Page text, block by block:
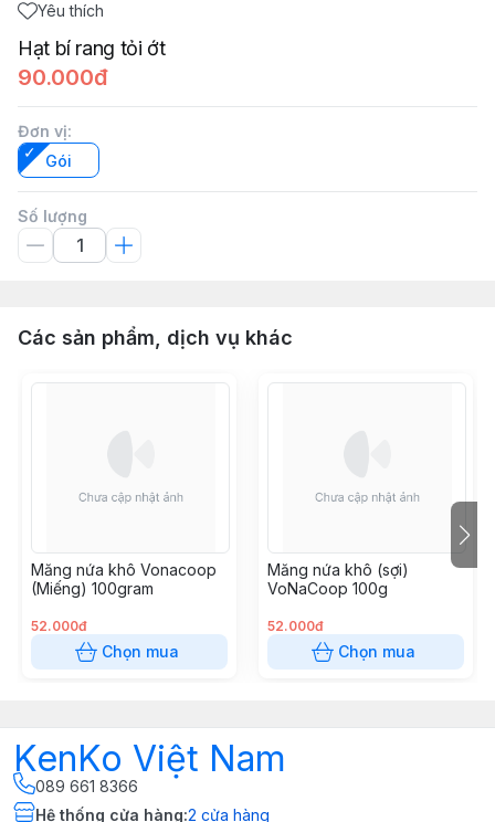
Yêu thích
Hạt bí rang tỏi ớt
90.000đ
Đơn vị:
Gói
Số lượng
Các sản phẩm, dịch vụ khác
Măng nứa khô Vonacoop
(Miếng) 100gram
52.000đ
Chọn mua
Măng nứa khô (sợi)
VoNaCoop 100g
52.000đ
Chọn mua
KenKo Việt Nam
089 661 8366
Hệ thống cửa hàng:2 cửa hàng